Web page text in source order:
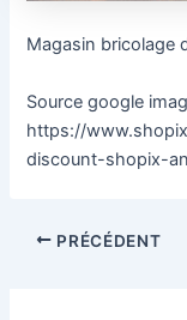
Magasin bricolage
Source google
https://
discount-shopix-
PRÉCÉDENT